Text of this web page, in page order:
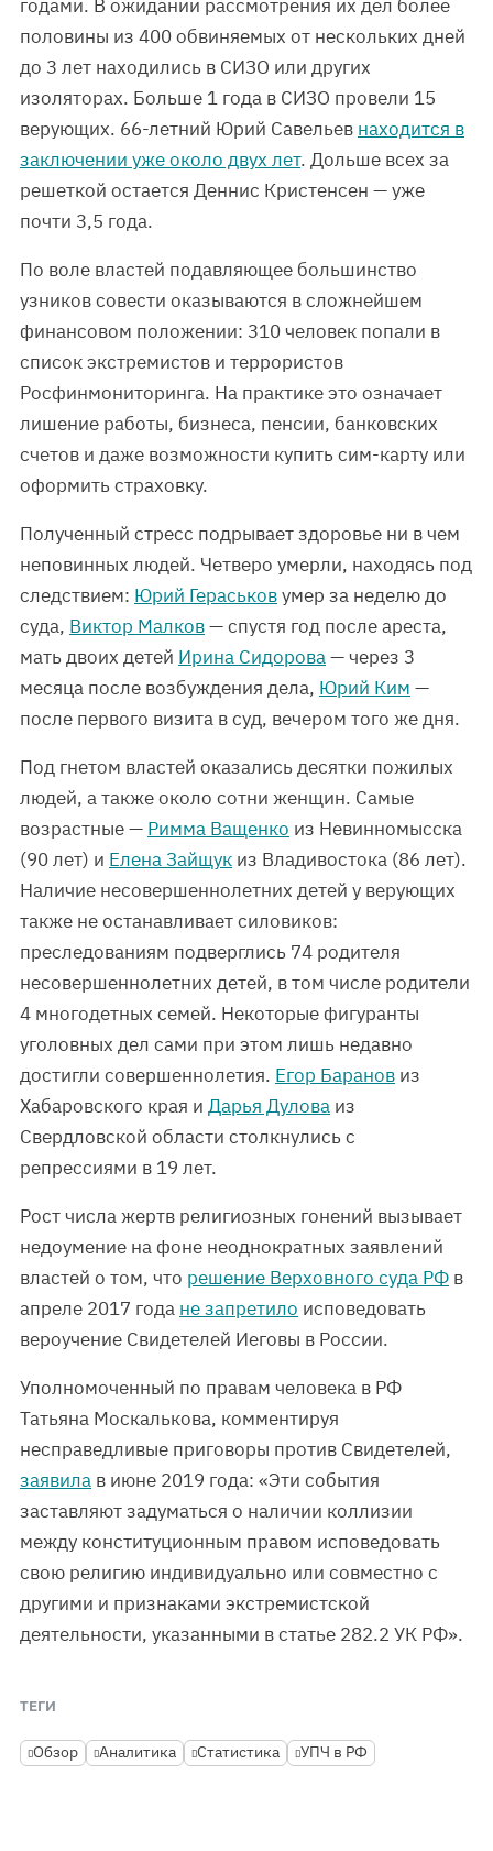
годами. В ожидании рассмотрения их дел более
половины из 400 обвиняемых от нескольких дней
до 3 лет находились в СИЗО или других
изоляторах. Больше 1 года в СИЗО провели 15
верующих. 66-летний Юрий Савельев находится в
заключении уже около двух лет. Дольше всех за
решеткой остается Деннис Кристенсен — уже
почти 3,5 года.
По воле властей подавляющее большинство
узников совести оказываются в сложнейшем
финансовом положении: 310 человек попали в
список экстремистов и террористов
Росфинмониторинга. На практике это означает
лишение работы, бизнеса, пенсии, банковских
счетов и даже возможности купить сим-карту или
оформить страховку.
Полученный стресс подрывает здоровье ни в чем
неповинных людей. Четверо умерли, находясь под
следствием: Юрий Гераськовумер за неделю до
суда, Виктор Малков— спустя год после ареста,
мать двоих детей Ирина Сидорова— через 3
месяца после возбуждения дела, Юрий Ким —
после первого визита в суд, вечером того же дня.
Под гнетом властей оказались десятки пожилых
людей, а также около сотни женщин. Самые
возрастные — Римма Ващенко из Невинномысска
(90 лет) и Елена Зайщук из Владивостока (86 лет).
Наличие несовершеннолетних детей у верующих
также не останавливает силовиков:
преследованиям подверглись 74 родителя
несовершеннолетних детей, в том числе родители
4 многодетных семей. Некоторые фигуранты
уголовных дел сами при этом лишь недавно
достигли совершеннолетия. Егор Баранов из
Хабаровского края и Дарья Дулова из
Свердловской области столкнулись с
репрессиями в 19 лет.
Рост числа жертв религиозных гонений вызывает
недоумение на фоне неоднократных заявлений
властей о том, что решение Верховного суда РФ в
апреле 2017 года не запретило исповедовать
вероучение Свидетелей Иеговы в России.
Уполномоченный по правам человека в РФ
Татьяна Москалькова, комментируя
несправедливые приговоры против Свидетелей,
заявила в июне 2019 года: «Эти события
заставляют задуматься о наличии коллизии
между конституционным правом исповедовать
свою религию индивидуально или совместно с
другими и признаками экстремистской
деятельности, указанными в статье 282.2 УК РФ».
ТЕГИ
Обзор Аналитика Статистика УПЧ в РФ